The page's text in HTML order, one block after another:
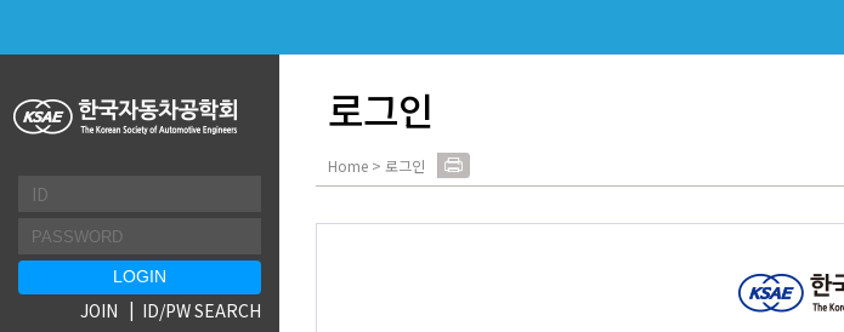
JOIN ID/PW SEARCH
로그인
Home > 로그인